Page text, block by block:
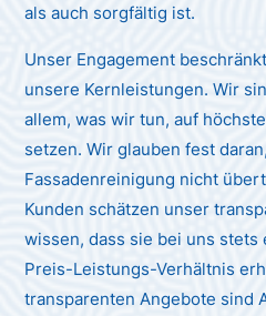
als auch sorgfältig ist.
Unser Engagement
unsere Kernleistungen. Wir
allem, was wir tun, auf
setzen. Wir glauben fest
Fassadenreinigung nicht
Kunden schätzen unser
wissen, dass sie bei uns stets
Preis-Leistungs-Verhältnis
transparenten Angebote sind